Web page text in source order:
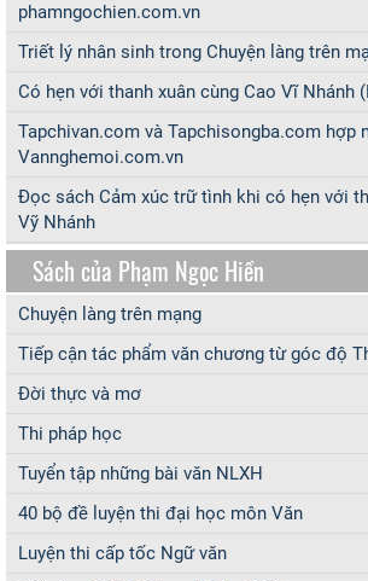
phamngochien.com.vn
Triết lý nhân sinh trong Chuyện làng trên
Có hẹn với thanh xuân cùng Cao Vĩ Nhánh
Tapchivan.com và Tapchisongba.com hợp
Vannghemoi.com.vn
Đọc sách Cảm xúc trữ tình khi có hẹn với
Vỹ Nhánh
Sách của Phạm Ngọc Hiền
Chuyện làng trên mạng
Tiếp cận tác phẩm văn chương từ góc độ
Đời thực và mơ
Thi pháp học
Tuyển tập những bài văn NLXH
40 bộ đề luyện thi đại học môn Văn
Luyện thi cấp tốc Ngữ văn